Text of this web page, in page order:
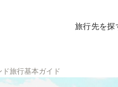
旅行先を探
ド旅行基本ガイド